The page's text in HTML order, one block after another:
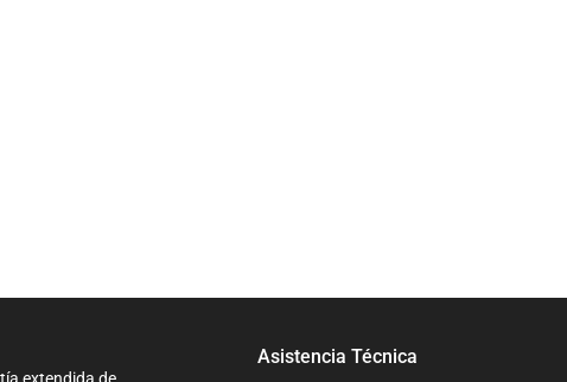
Asistencia Técnica